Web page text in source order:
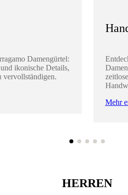
Damengürtel:
ikonische Details,
vervollständigen.
Mehr
HERREN